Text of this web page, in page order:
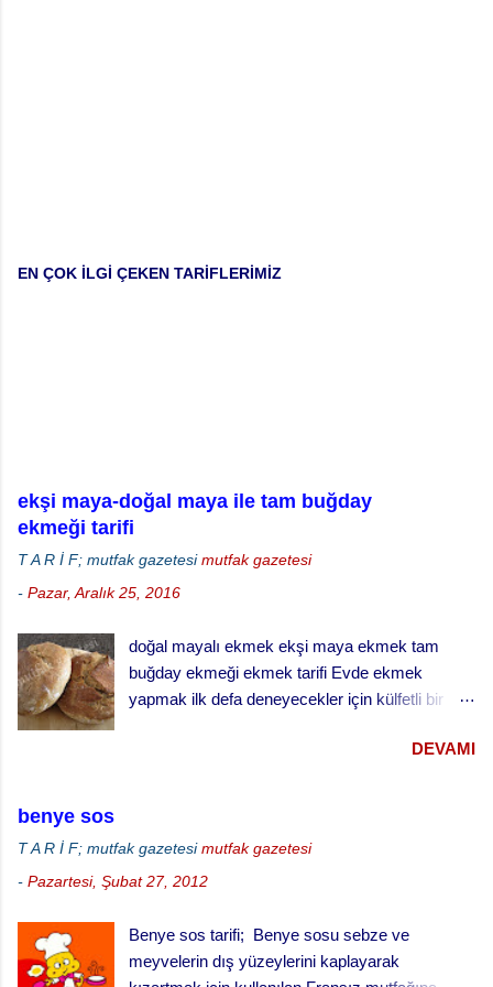
EN ÇOK İLGİ ÇEKEN TARİFLERİMİZ
ekşi maya-doğal maya ile tam buğday
ekmeği tarifi
T A R İ F; mutfak gazetesi mutfak gazetesi
- Pazar, Aralık 25, 2016
doğal mayalı ekmek ekşi maya ekmek tam
buğday ekmeği ekmek tarifi Evde ekmek
yapmak ilk defa deneyecekler için külfetli bir
ve aktif halde kalmasını sağlamak çok dikkat ve
çaba gerektiriyor. Hatta bizim evde ekşi maya
… besledin mi, gazını aldın mı gibi diyaloglar hiç
eksik olmuyor. Hatta uzun süreli gezilerde sırf
DEVAMI
benye sos
T A R İ F; mutfak gazetesi mutfak gazetesi
- Pazartesi, Şubat 27, 2012
Benye sos tarifi; Benye sosu sebze ve
meyvelerin dış yüzeylerini kaplayarak